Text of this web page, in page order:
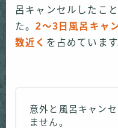
呂キャンセルしたこ
た。2〜3日風呂キャ
数近く を占めています
意外と風呂キャン
ません。